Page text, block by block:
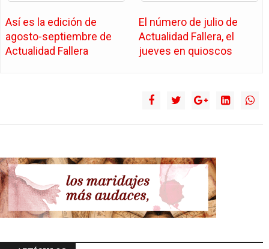
Así es la edición de
agosto-septiembre de
Actualidad Fallera
El número de julio de
Actualidad Fallera, el
jueves en quioscos